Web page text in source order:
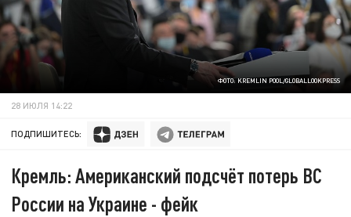
ФОТО: KREMLIN POOL/GLOBALLOOKPRESS
28 ИЮЛЯ 14:22
ПОДПИШИТЕСЬ:
Кремль: Американский подсчёт потерь ВС
России на Украине - фейк